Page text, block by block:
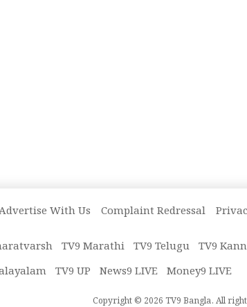
With Us Complaint Redressal
TV9 Marathi TV9 Telugu TV9
TV9 UP News9 LIVE Money9 LIVE
Copyright © 2026 TV9 Bangla. All